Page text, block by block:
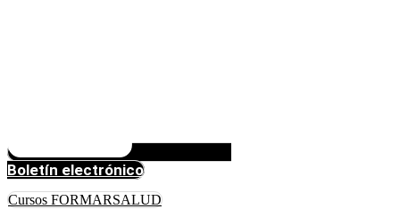
Boletín electrónico
Cursos FORMARSALUD